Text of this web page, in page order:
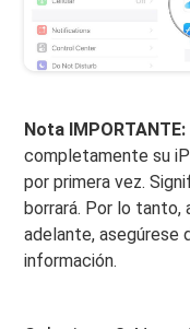
Nota IMPORTANTE:
completamente su
por primera vez.
borrará. Por lo tanto,
adelante, asegúrese
información.